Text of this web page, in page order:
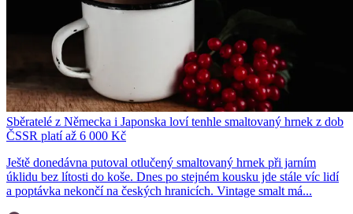
Sběratelé z Německa i Japonska loví tenhle smaltovaný hrnek z dob
ČSSR platí až 6 000 Kč
Ještě donedávna putoval otlučený smaltovaný hrnek při jarním
úklidu bez lítosti do koše. Dnes po stejném kousku jde stále víc lidí
a poptávka nekončí na českých hranicích. Vintage smalt má...